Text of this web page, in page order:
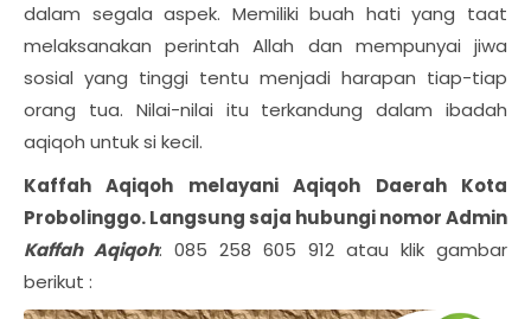
dalam segala aspek. Memiliki buah hati yang taat
melaksanakan perintah Allah dan mempunyai jiwa
sosial yang tinggi tentu menjadi harapan tiap-tiap
orang tua. Nilai-nilai itu terkandung dalam ibadah
aqiqoh untuk si kecil.
Kaffah Aqiqoh melayani Aqiqoh Daerah Kota
Probolinggo. Langsung saja hubungi nomor Admin
Kaffah Aqiqoh: 085 258 605 912 atau klik gambar
berikut :